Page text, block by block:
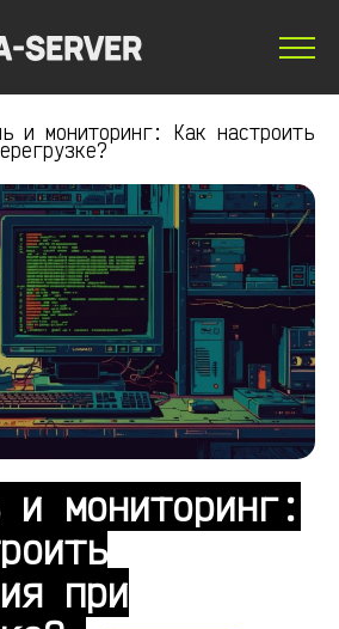
и мониторинг: Как настроить
и мониторинг:
при